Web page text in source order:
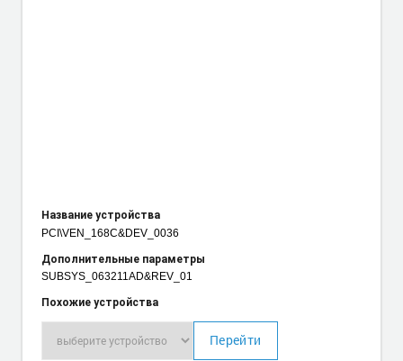
Название устройства
PCI\VEN_168C&DEV_0036
Дополнительные параметры
SUBSYS_063211AD&REV_01
Похожие устройства
Перейти